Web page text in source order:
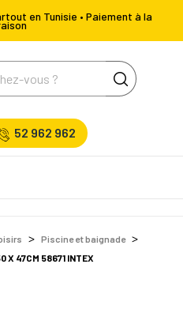
en Tunisie • Paiement à la
52 962 962
Piscine et baignade
X 47CM 58671 INTEX